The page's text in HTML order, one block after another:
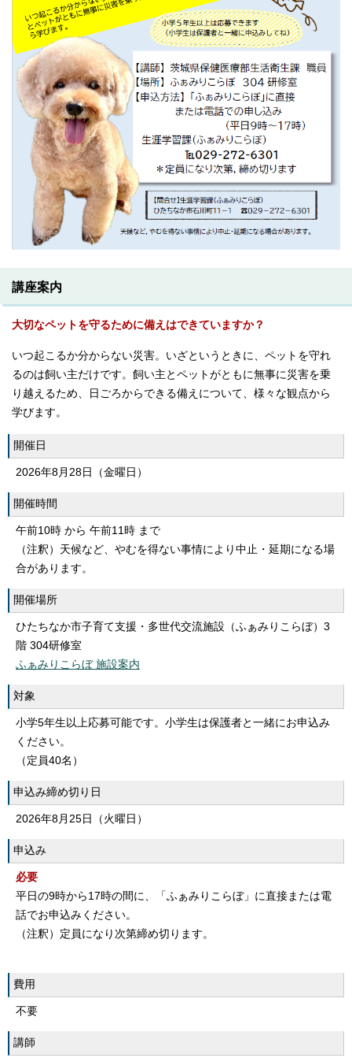
講座案内
大切なペットを守るために備えはできていますか？
いつ起こるか分からない災害。いざというときに、ペットを守れ
るのは飼い主だけです。飼い主とペットがともに無事に災害を乗
り越えるため、日ごろからできる備えについて、様々な観点から
学びます。
開催日
2026年8月28日（金曜日）
開催時間
午前10時 から 午前11時 まで
（注釈）天候など、やむを得ない事情により中止・延期になる場
合があります。
開催場所
ひたちなか市子育て支援・多世代交流施設（ふぁみりこらぼ）3
階 304研修室
ふぁみりこらぼ 施設案内
対象
小学5年生以上応募可能です。小学生は保護者と一緒にお申込み
ください。
（定員40名）
申込み締め切り日
2026年8月25日（火曜日）
申込み
必要
平日の9時から17時の間に、「ふぁみりこらぼ」に直接または電
話でお申込みください。
（注釈）定員になり次第締め切ります。
費用
不要
講師